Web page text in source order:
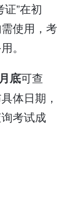
”在初
使用，考
。
底可查
体日期，
考试成